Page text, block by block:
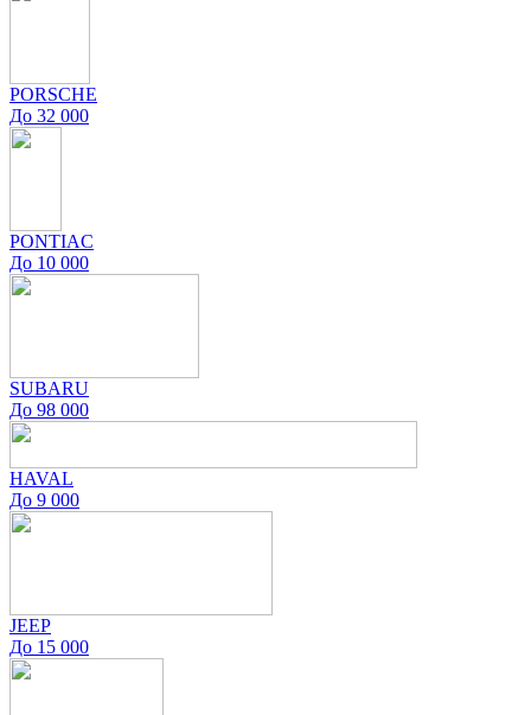
PORSCHE
До 32 000
PONTIAC
До 10 000
SUBARU
До 98 000
HAVAL
До 9 000
JEEP
До 15 000